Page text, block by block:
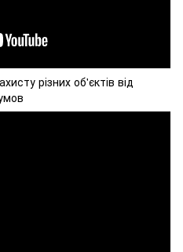
різних об'єктів від